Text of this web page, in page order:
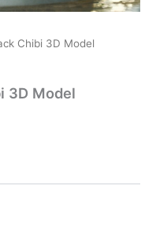
Chibi 3D Model
3D Model